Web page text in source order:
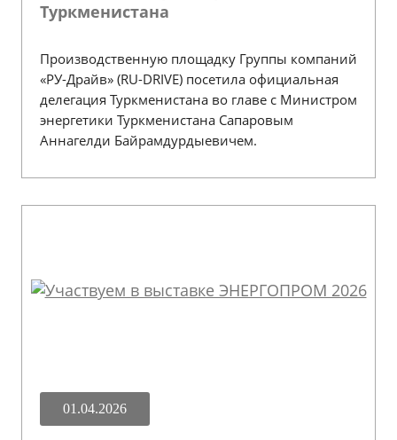
Туркменистана
Производственную площадку Группы компаний
«РУ-Драйв» (RU-DRIVE) посетила официальная
делегация Туркменистана во главе с Министром
энергетики Туркменистана Сапаровым
Аннагелди Байрамдурдыевичем.
01.04.2026